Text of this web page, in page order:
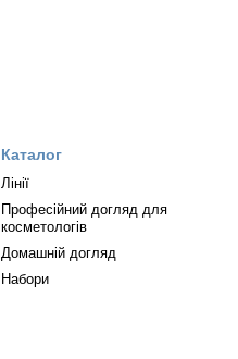
Каталог
Лінії
Професійний догляд для
косметологів
Домашній догляд
Набори